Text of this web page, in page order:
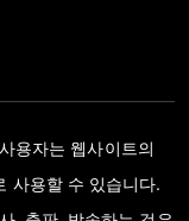
용자는 웹사이트의
사용할 수 있습니다.